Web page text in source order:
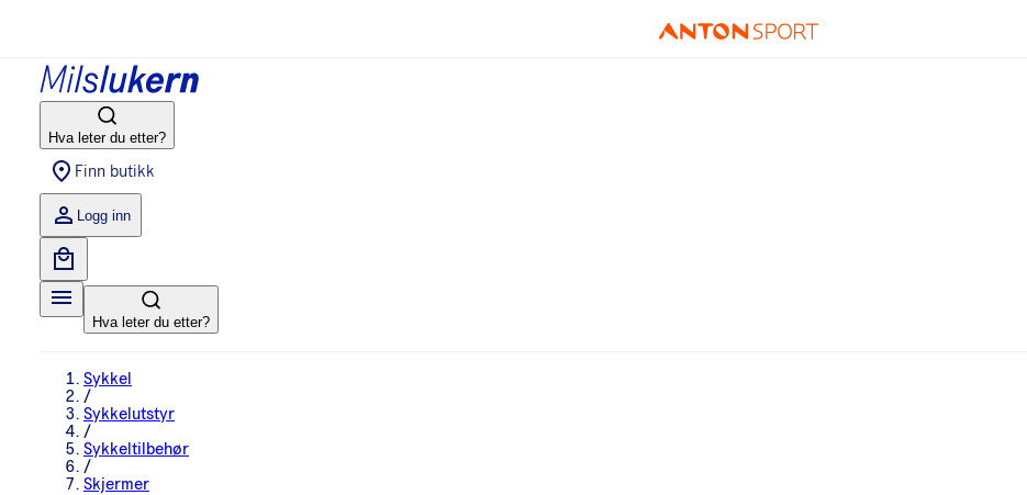
Hva leter du etter?
Finn butikk
Logg inn
Hva leter du etter?
Sykkel
/
Sykkelutstyr
/
Sykkeltilbehør
/
Skjermer